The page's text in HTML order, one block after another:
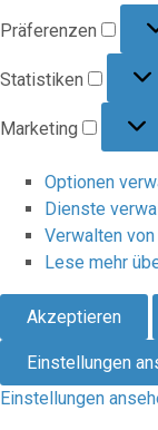
Präferenzen
Statistiken
Marketing
Optionen
Dienste
Verwalten
Lese mehr
Akzeptieren
Einstellungen
Einstellungen